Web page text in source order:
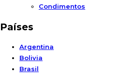
Condimentos
Países
Argentina
Bolivia
Brasil